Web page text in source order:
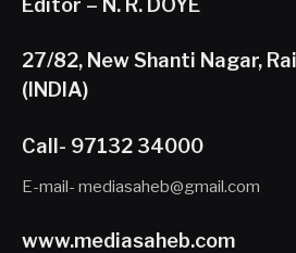
27/82, New Shanti Nagar,
(INDIA)
Call- 97132 34000
E-mail- mediasaheb@gmail.com
www.mediasaheb.com